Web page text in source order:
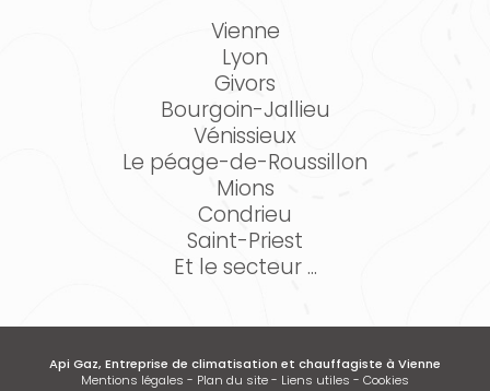
Vienne
Lyon
Givors
Bourgoin-Jallieu
Vénissieux
Le péage-de-Roussillon
Mions
Condrieu
Saint-Priest
Et le secteur ...
Api Gaz, Entreprise de climatisation et chauffagiste à Vienne
Mentions légales - Plan du site- Liens utiles - Cookies